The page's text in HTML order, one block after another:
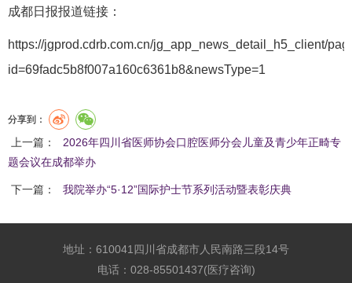
成都日报报道链接：
https://jgprod.cdrb.com.cn/jg_app_news_detail_h5_client/
id=69fadc5b8f007a160c6361b8&newsType=1
分享到：
上一篇：
2026年四川省医师协会口腔医师分会儿童及青少年正畸专
题会议在成都举办
下一篇： 我院举办“5·12”国际护士节系列活动暨表彰庆典
地址：610041四川省成都市人民南路三段14号
电话：028-85501437(医疗咨询)